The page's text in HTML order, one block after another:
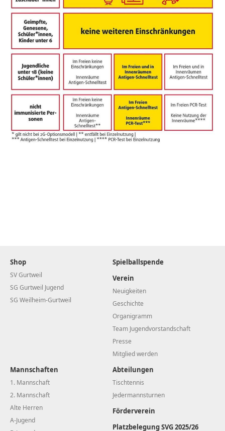
Shop
SV Gurtweil
SG Gurtweil Jugend
SG Weilheim-Gurtweil
Spielballspende
Verein
Neuigkeiten
Geschichte
Organigramm
Team Jugendvorstandschaft
Presse
Mitglied werden
Mannschaften
1. Mannschaft
2. Mannschaft
Alte Herren
A-Jugend
Abteilungen
Tischtennis
Jedermannsturnen
Förderverein
Platzbelegung SVG 2025/26